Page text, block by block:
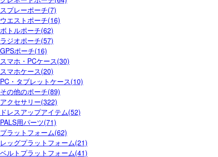
スプレーポーチ(7)
ウエストポーチ(16)
ボトルポーチ(62)
ラジオポーチ(57)
GPSポーチ(16)
スマホ・PCケース(30)
スマホケース(20)
PC・タブレットケース(10)
その他のポーチ(89)
アクセサリー(322)
ドレスアップアイテム(52)
PALS用パーツ(71)
プラットフォーム(62)
レッグプラットフォーム(21)
ベルトプラットフォーム(41)